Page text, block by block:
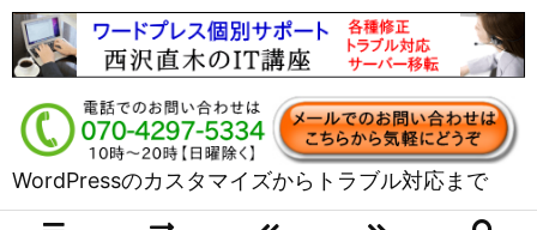
WordPressのカスタマイズからトラブル対応まで